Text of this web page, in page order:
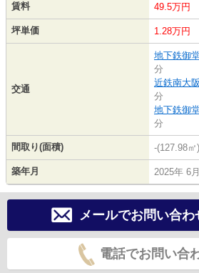
賃料 49.5万円
坪単価 1.28万円
交通
地下鉄御
分
近鉄南大
分
地下鉄御
分
間取り(面積) -(127.98㎡)
築年月 2025年 6
メールでお問い合わ
電話でお問い合